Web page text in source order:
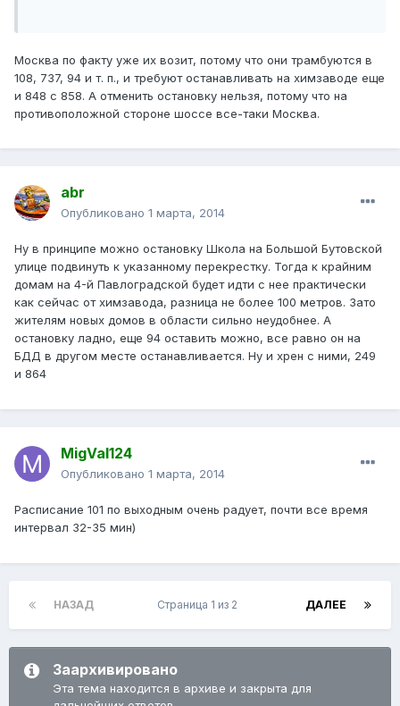
Москва по факту уже их возит, потому что они трамбуются в
108, 737, 94 и т. п., и требуют останавливать на химзаводе еще
и 848 с 858. А отменить остановку нельзя, потому что на
противоположной стороне шоссе все-таки Москва.
abr
Опубликовано 1 марта, 2014
Ну в принципе можно остановку Школа на Большой Бутовской
улице подвинуть к указанному перекрестку. Тогда к крайним
домам на 4-й Павлоградской будет идти с нее практически
как сейчас от химзавода, разница не более 100 метров. Зато
жителям новых домов в области сильно неудобнее. А
остановку ладно, еще 94 оставить можно, все равно он на
БДД в другом месте останавливается. Ну и хрен с ними, 249
и 864
MigVal124
Опубликовано 1 марта, 2014
Расписание 101 по выходным очень радует, почти все время
интервал 32-35 мин)
НАЗАД ДАЛЕЕ
Страница 1 из 2
Заархивировано
Эта тема находится в архиве и закрыта для